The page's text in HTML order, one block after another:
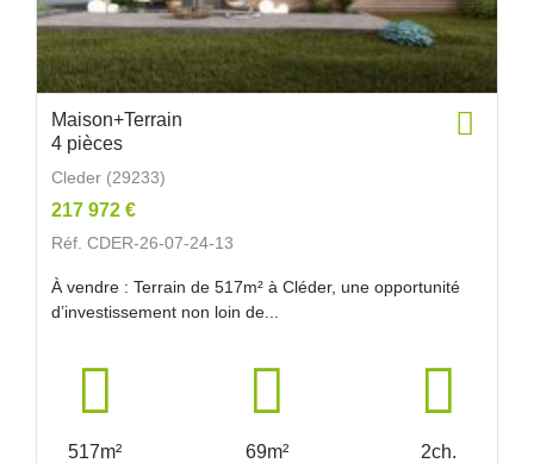
Maison+Terrain
4 pièces
Cleder (29233)
217 972 €
Réf. CDER-26-07-24-13
À vendre : Terrain de 517m² à Cléder, une opportunité
d’investissement non loin de...
517m² 69m² 2ch.